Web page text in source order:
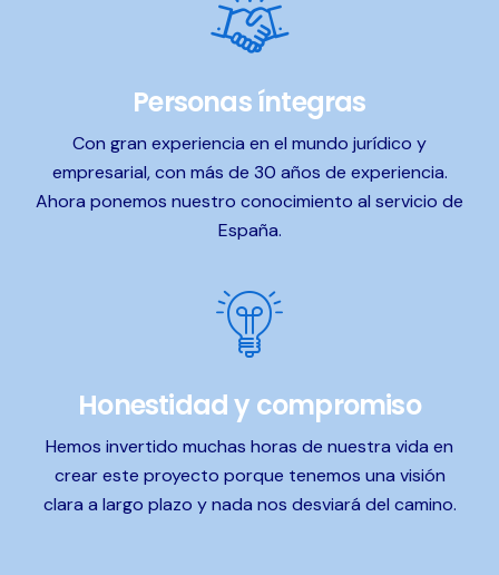
Personas íntegras
Con gran experiencia en el mundo jurídico y
empresarial, con más de 30 años de experiencia.
Ahora ponemos nuestro conocimiento al servicio de
España.
Honestidad y compromiso
Hemos invertido muchas horas de nuestra vida en
crear este proyecto porque tenemos una visión
clara a largo plazo y nada nos desviará del camino.